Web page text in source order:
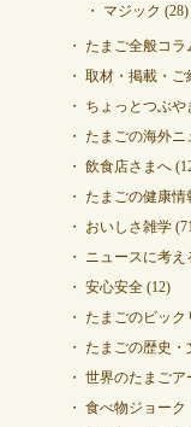
マジック (28)
たまご全般コラ
取材・掲載・ご
ちょっとつぶや
たまごの海外ニ
飲食店さまへ
たまごの健康情
おいしさ雑学
ニュースに考え
安心安全(12)
たまごのビック
たまごの歴史・
世界のたまごア
食べ物ジョーク